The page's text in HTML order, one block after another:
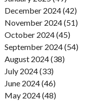
December 2024 (42)
November 2024 (51)
October 2024 (45)
September 2024 (54)
August 2024 (38)
July 2024 (33)
June 2024 (46)
May 2024 (48)